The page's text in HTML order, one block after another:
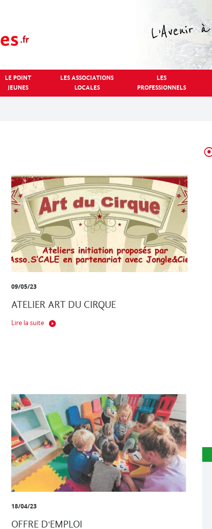
LE POINT
JEUNES
LES ASSOCIATIONS
LOCALES
LES
PROFESSIONNELS
09/05/23
ATELIER ART DU CIRQUE
Lire la suite
18/04/23
OFFRE D'EMPLOI